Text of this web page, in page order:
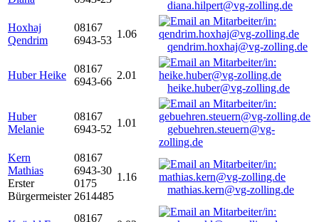
diana.hilpert@vg-zolling.de
Hoxhaj
Qendrim
08167
6943-53
1.06
qendrim.hoxhaj@vg-zolling.de
Huber Heike
08167
6943-66
2.01
heike.huber@vg-zolling.de
Huber
Melanie
08167
6943-52
1.01
gebuehren.steuern@vg-
zolling.de
Kern
Mathias
Erster
Bürgermeister
08167
6943-30
0175
2614485
1.16
mathias.kern@vg-zolling.de
08167